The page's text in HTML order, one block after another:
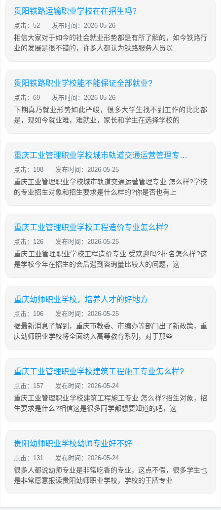
贵阳铁路运输职业学校在在招生吗?
点击：52 发布时间：2026-05-26
相信大家对于如今的社会就业形势都是有所了解的，如今铁路行
业的发展是很不错的，许多人都认为铁路服务人员以
贵阳铁路职业学校能不能保证全部就业?
点击：69 发布时间：2026-05-26
下期真乃就业形势如此严峻，很多大学生找不到工作的比比都
是，现如今就业难，难就业，家长和学生在选择学校的
重庆工业管理职业学校城市轨道交通运营管理专业怎么样?
点击：198 发布时间：2026-05-25
重庆工业管理职业学校城市轨道交通运营管理专业 怎么样?学校
的专业招生对象和招生要求是什么样的?你是否也有上
重庆工业管理职业学校工程造价专业怎么样?
点击：126 发布时间：2026-05-25
重庆工业管理职业学校工程造价专业 受欢迎吗?排名怎么样?这
是学校今年在招生的会后遇到咨询量比较大的问题，这
重庆幼师职业学校，培养人才的好地方
点击：196 发布时间：2026-05-25
据最新消息了解到，重庆市教委、市编办等部门出了新政策，重
庆幼师职业学校将全面纳入高等教育系列，对于那些
重庆工业管理职业学校建筑工程施工专业怎么样?
点击：157 发布时间：2026-05-24
重庆工业管理职业学校建筑工程施工专业 怎么样?招生对象，招
生要求是什么?相信这是很多同学都想要知道的吧，这
贵阳幼师职业学校幼师专业好不好
点击：131 发布时间：2026-05-24
很多人都说幼师专业是非常吃香的专业，这点不假，很多学生也
是非常愿意报读贵阳幼师职业学校，学校的王牌专业